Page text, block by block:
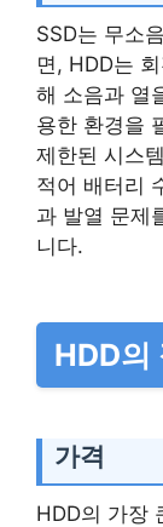
SSD는 무소
면, HDD는
해 소음과 열
용한 환경을
제한된 시스
적어 배터리
과 발열 문제
니다.
HDD의
가격
HDD의 가장